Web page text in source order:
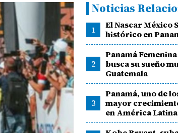
Noticias
1
El Nascar México
histórico en
2
Panamá
busca su sueño
Guatemala
3
Panamá, uno de
mayor
en América Latina